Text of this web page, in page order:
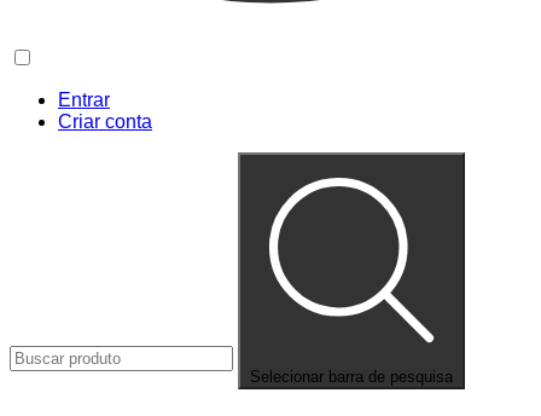
Entrar
Criar conta
Selecionar barra de pesquisa